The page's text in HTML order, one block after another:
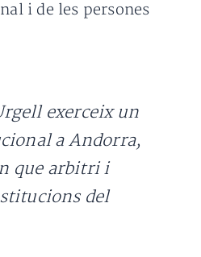
i de les persones
exerceix un
a Andorra,
que arbitri i
del